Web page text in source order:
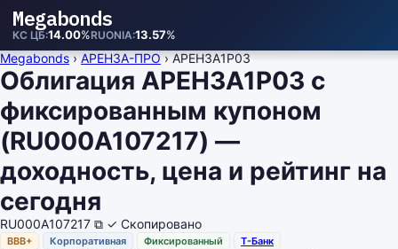
Megabonds
КС ЦБ 14.00%RUONIA 13.57%
Megabonds › АРЕНЗА-ПРО › АРЕНЗА1Р03
Облигация АРЕНЗА1Р03 с
фиксированным купоном
(RU000A107217) —
доходность, цена и рейтинг на
сегодня
RU000A107217 ⧉ ✓ Скопировано
BBB+ Корпоративная Фиксированный Т-Банк